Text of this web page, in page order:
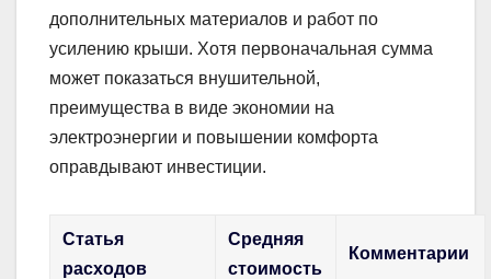
дополнительных материалов и работ по
усилению крыши. Хотя первоначальная сумма
может показаться внушительной,
преимущества в виде экономии на
электроэнергии и повышении комфорта
оправдывают инвестиции.
Статья
расходов
Средняя
стоимость
Комментарии